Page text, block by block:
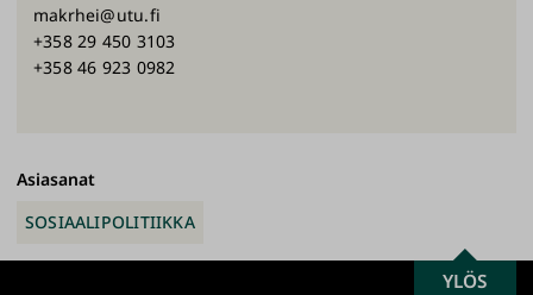
makrhei@utu.fi
+358 29 450 3103
+358 46 923 0982
Asiasanat
SOSIAALIPOLITIIKKA
SCROLL
YLÖS